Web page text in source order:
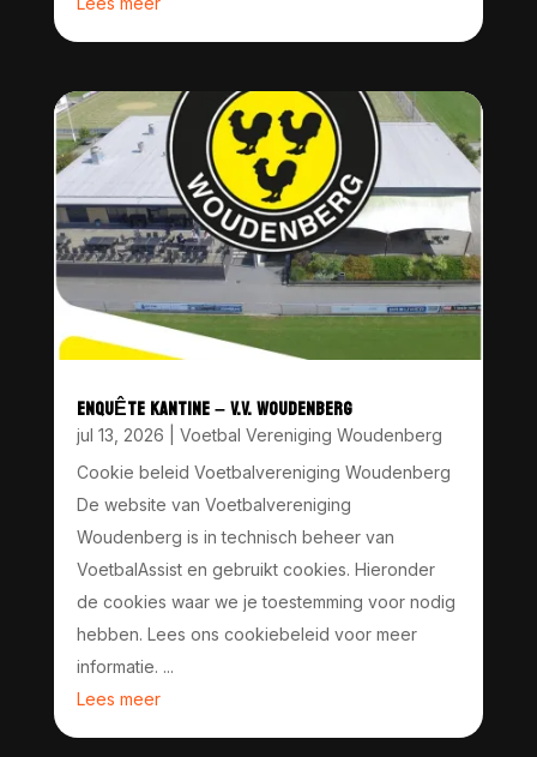
ENQUÊTE KANTINE – V.V. WOUDENBERG
jul 13, 2026
Voetbal Vereniging Woudenberg
Cookie beleid Voetbalvereniging Woudenberg
De website van Voetbalvereniging
Woudenberg is in technisch beheer van
VoetbalAssist en gebruikt cookies. Hieronder
de cookies waar we je toestemming voor nodig
hebben. Lees ons cookiebeleid voor meer
informatie. ...
Lees meer